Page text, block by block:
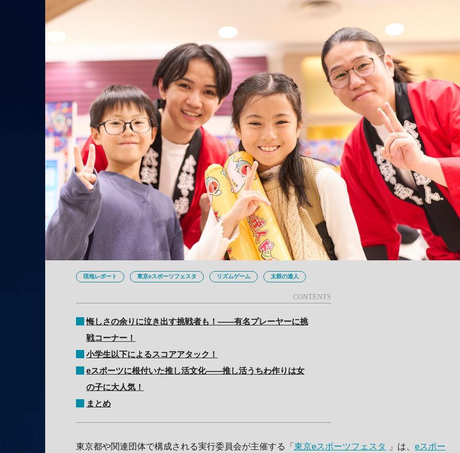
現地レポート 東京eスポーツフェスタ リズムゲーム 太鼓の達人
悔しさの余りに泣き出す挑戦者も！——有名プレーヤーに挑
戦コーナー！
小学生以下によるスコアアタック！
eスポーツに根付いた推し活文化——推し活うちわ作りは女
の子に大人気！
まとめ
東京都や関連団体で構成される実行委員会が主催する「 東京eスポーツフェスタ 」は、 eスポー